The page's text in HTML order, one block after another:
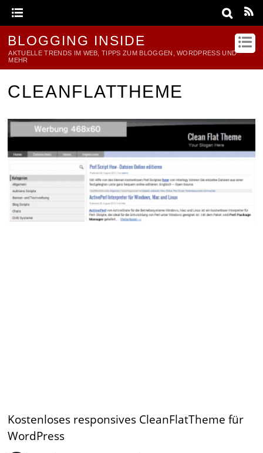
BLOGGING INSIDE
AKTUELLE TRENDS IM WEB, TIPPS ZUM BLOGGEN, WORDPRESS UND
MEHR
CLEANFLATTHEME
Kostenloses responsives CleanFlatTheme für
WordPress